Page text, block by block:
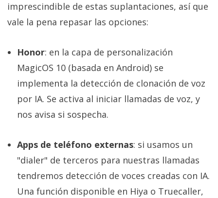
imprescindible de estas suplantaciones, así que
vale la pena repasar las opciones:
Honor: en la capa de personalización
MagicOS 10 (basada en Android) se
implementa la detección de clonación de voz
por IA. Se activa al iniciar llamadas de voz, y
nos avisa si sospecha.
Apps de teléfono externas: si usamos un
"dialer" de terceros para nuestras llamadas
tendremos detección de voces creadas con IA.
Una función disponible en Hiya o Truecaller,